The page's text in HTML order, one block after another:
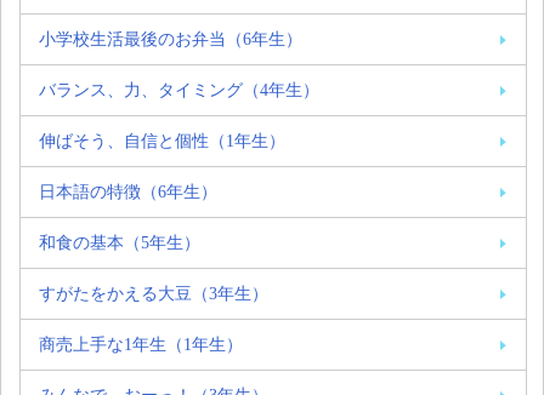
小学校生活最後のお弁当（6年生）
バランス、力、タイミング（4年生）
伸ばそう、自信と個性（1年生）
日本語の特徴（6年生）
和食の基本（5年生）
すがたをかえる大豆（3年生）
商売上手な1年生（1年生）